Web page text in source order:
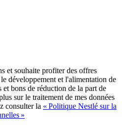
et souhaite profiter des offres
développement et l'alimentation de
bons de réduction de la part de
sur le traitement de mes données
consulter la « Politique Nestlé sur la
»